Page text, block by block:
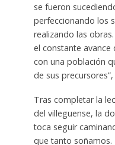
se fueron
perfeccionando los
realizando las
el constante
con una población
de sus
Tras completar la
del villeguense, la
toca seguir
que tanto soñamos.